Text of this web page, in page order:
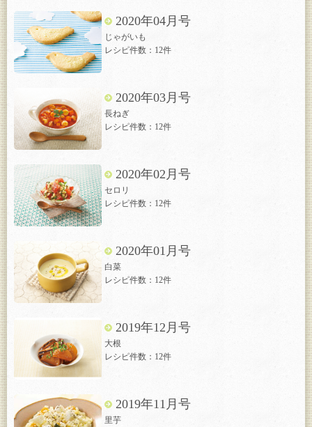
2020年04月号
じゃがいも
レシピ件数：12件
2020年03月号
長ねぎ
レシピ件数：12件
2020年02月号
セロリ
レシピ件数：12件
2020年01月号
白菜
レシピ件数：12件
2019年12月号
大根
レシピ件数：12件
2019年11月号
里芋